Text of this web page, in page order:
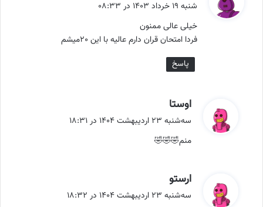
:
شنبه ۱۹ خرداد ۱۴۰۳ در ۰۸:۳۳
خیلی عالی ممنون
فردا امتحان قران دارم عالیه با این ۲٠میشم
پاسخ
اوستا
ف
:
سه‌شنبه ۲۳ اردیبهشت ۱۴۰۴ در ۱۸:۳۱
منم🤣🤣🤣
ارستو
ف
سه‌شنبه ۲۳ اردیبهشت ۱۴۰۴ در ۱۸:۳۲